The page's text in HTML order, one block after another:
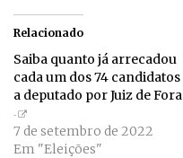
Relacionado
Saiba quanto já arrecadou
cada um dos 74 candidatos
a deputado por Juiz de Fora
7 de setembro de 2022
Em "Eleições"